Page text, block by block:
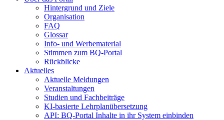
Hintergrund und Ziele
Organisation
FAQ
Glossar
Info- und Werbematerial
Stimmen zum BQ-Portal
Rückblicke
Aktuelles
Aktuelle Meldungen
Veranstaltungen
Studien und Fachbeiträge
KI-basierte Lehrplanübersetzung
API: BQ-Portal Inhalte in ihr System einbinden